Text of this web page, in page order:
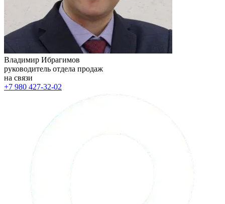
Владимир Ибрагимов
руководитель отдела продаж
на связи
+7 980 427-32-02